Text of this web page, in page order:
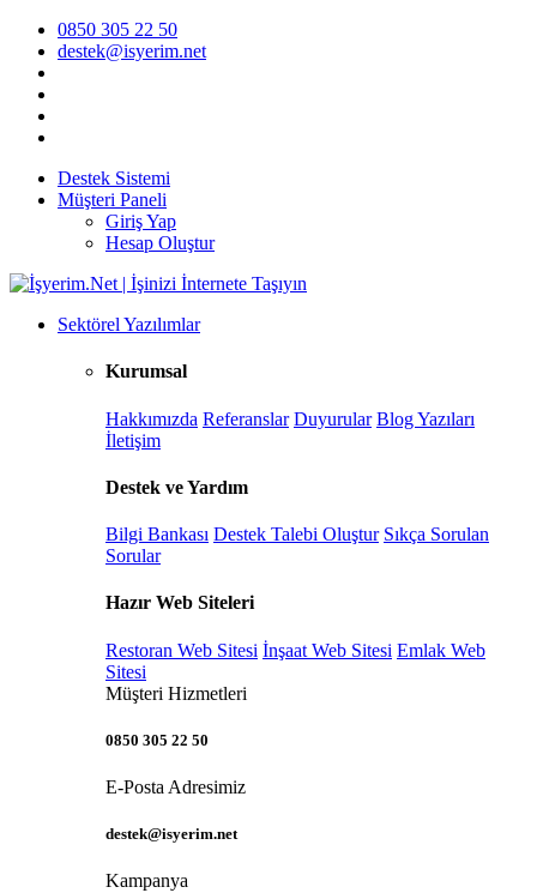
0850 305 22 50
destek@isyerim.net
Destek Sistemi
Müşteri Paneli
Giriş Yap
Hesap Oluştur
Sektörel Yazılımlar
Kurumsal
Hakkımızda Referanslar Duyurular Blog Yazıları
İletişim
Destek ve Yardım
Bilgi Bankası Destek Talebi Oluştur Sıkça Sorulan
Sorular
Hazır Web Siteleri
Restoran Web Sitesi İnşaat Web Sitesi Emlak Web
Sitesi
Müşteri Hizmetleri
0850 305 22 50
E-Posta Adresimiz
destek@isyerim.net
Kampanya